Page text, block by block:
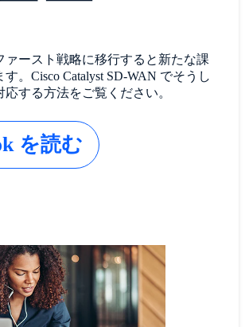
ァースト戦略に移行すると新たな課
。Cisco Catalyst SD-WAN でそうし
応する方法をご覧ください。
を読む